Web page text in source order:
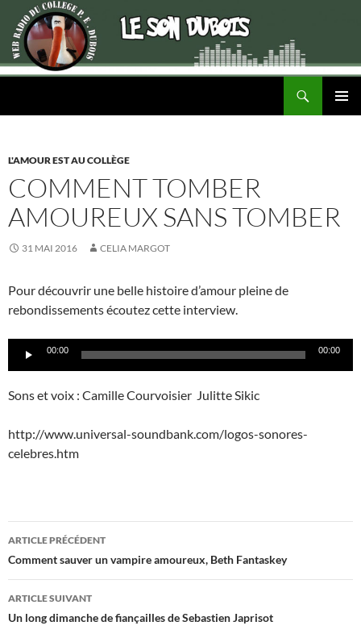
L'AMOUR EST AU COLLÈGE
COMMENT TOMBER
AMOUREUX SANS TOMBER
31 MAI 2016 CELIA MARGOT
Pour découvrir une belle histoire d’amour pleine de
rebondissements écoutez cette interview.
Lecteur00:00 00:00
Sons et voix : Camille Courvoisier Julitte Sikic
http://www.universal-soundbank.com/logos-sonores-
celebres.htm
Navigation
des
articles
ARTICLE PRÉCÉDENT
Comment sauver un vampire amoureux, Beth Fantaskey
ARTICLE SUIVANT
Un long dimanche de fiançailles de Sebastien Japrisot